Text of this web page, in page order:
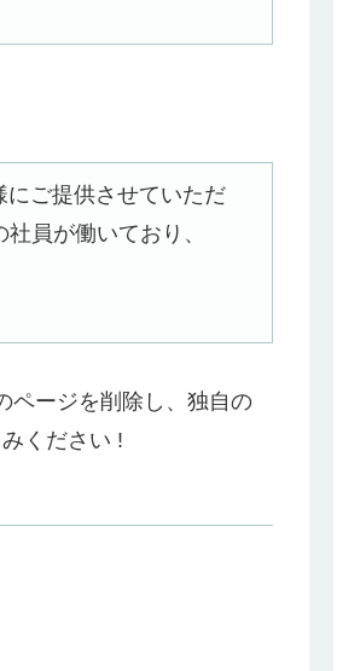
ご提供させていただ
員が働いており、
ページを削除し、独自の
ください !